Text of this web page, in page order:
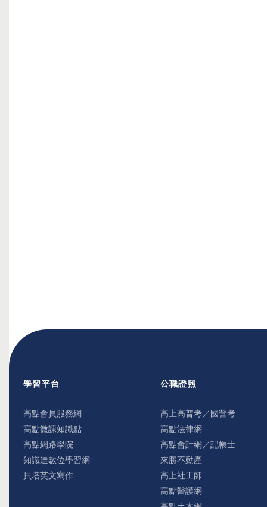
學習平台
高點會員服務網
高點微課知識點
高點網路學院
知識達數位學習網
貝塔英文寫作
公職證照
高上高普考／國營考
高點法律網
高點會計網／記帳士
來勝不動產
高上社工師
高點醫護網